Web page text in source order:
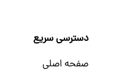
دسترسی سریع
صفحه اصلی